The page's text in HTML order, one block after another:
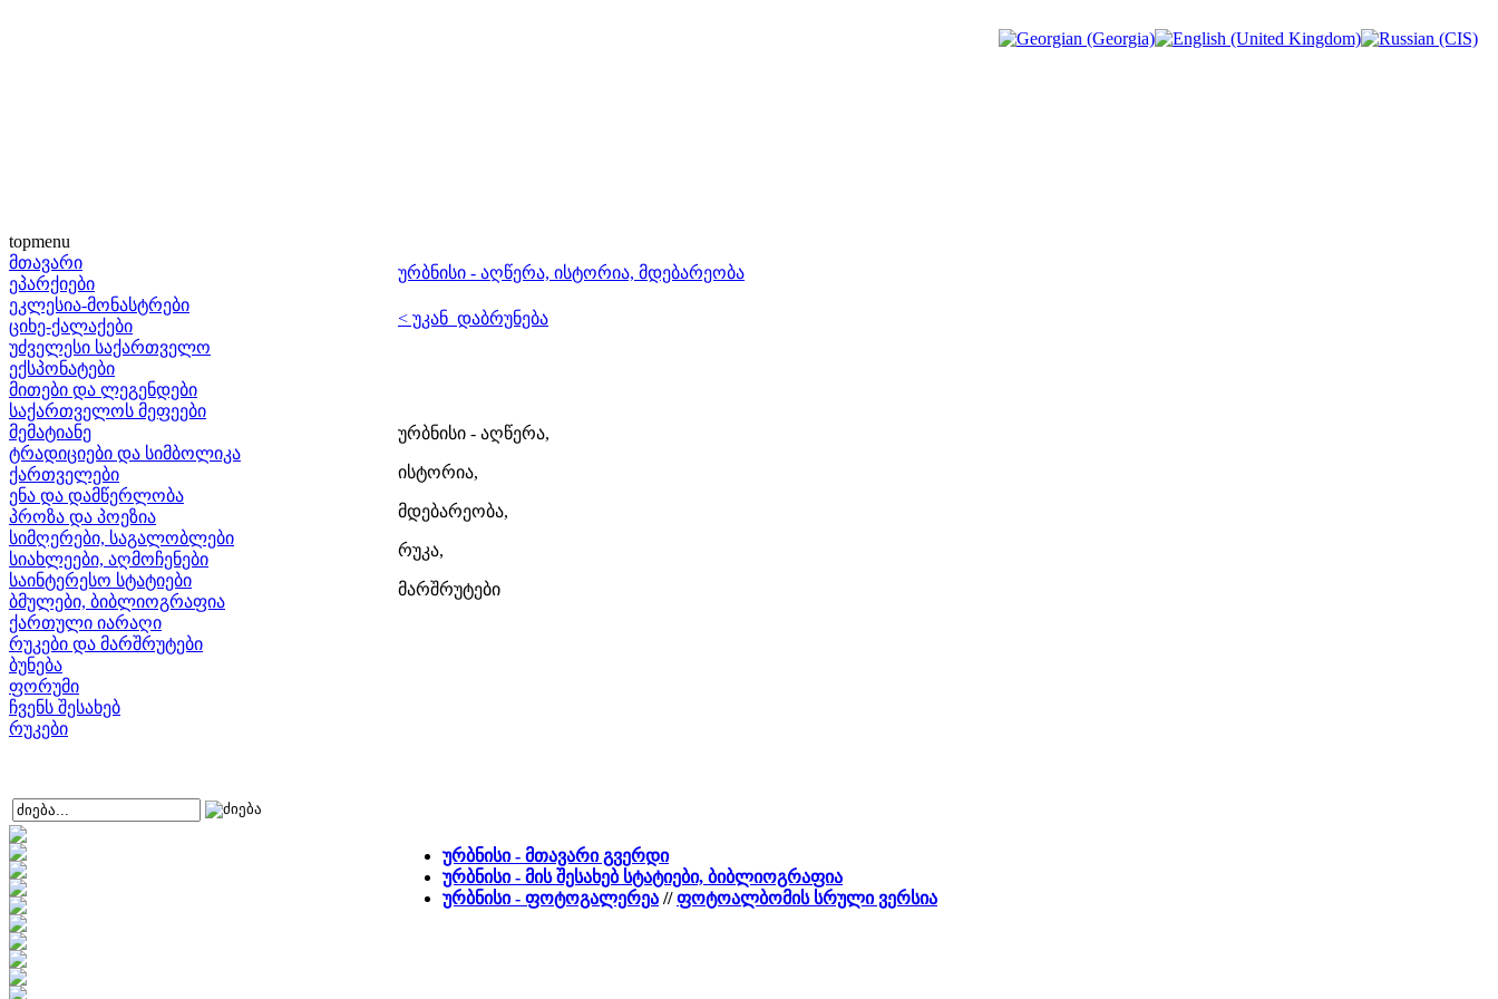
topmenu
მთავარი
ეპარქიები
ეკლესია-მონასტრები
ციხე-ქალაქები
უძველესი საქართველო
ექსპონატები
მითები და ლეგენდები
საქართველოს მეფეები
მემატიანე
ტრადიციები და სიმბოლიკა
ქართველები
ენა და დამწერლობა
პროზა და პოეზია
სიმღერები, საგალობლები
სიახლეები, აღმოჩენები
საინტერესო სტატიები
ბმულები, ბიბლიოგრაფია
ქართული იარაღი
რუკები და მარშრუტები
ბუნება
ფორუმი
ჩვენს შესახებ
რუკები
ურბნისი - აღწერა, ისტორია, მდებარეობა
< უკან დაბრუნება
ურბნისი - აღწერა,
ისტორია,
მდებარეობა,
რუკა,
მარშრუტები
ურბნისი - მთავარი გვერდი
ურბნისი - მის შესახებ სტატიები, ბიბლიოგრაფია
ურბნისი - ფოტოგალერეა //ფოტოალბომის სრული ვერსია